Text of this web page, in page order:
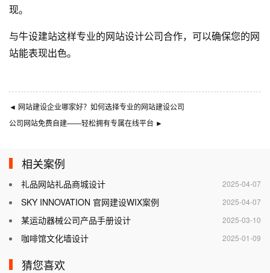
现。
与牛设建站这样专业的网站设计公司合作，可以确保您的网
站能表现出色。
◄ 网站建设企业哪家好？如何选择专业的网站建设公司
公司网站免费自建——轻松拥有专属在线平台 ►
相关案例
2025-04-07
礼品网站礼品商城设计
2025-04-07
SKY INNOVATION 官网建设WIX案例
2025-03-10
某运动器械公司产品手册设计
2025-01-09
咖啡馆文化墙设计
猜您喜欢